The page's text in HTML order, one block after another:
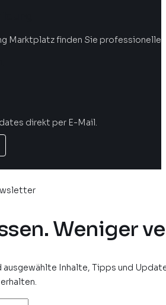
Marktplatz finden Sie professionelle
direkt per E-Mail.
Weniger
ausgewählte Inhalte, Tipps und